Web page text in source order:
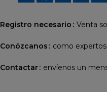
Registro necesario Venta
Conózcanos como
Contactar envíenos un